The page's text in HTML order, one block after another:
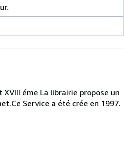
éme La librairie propose un
Service a été crée en 1997.